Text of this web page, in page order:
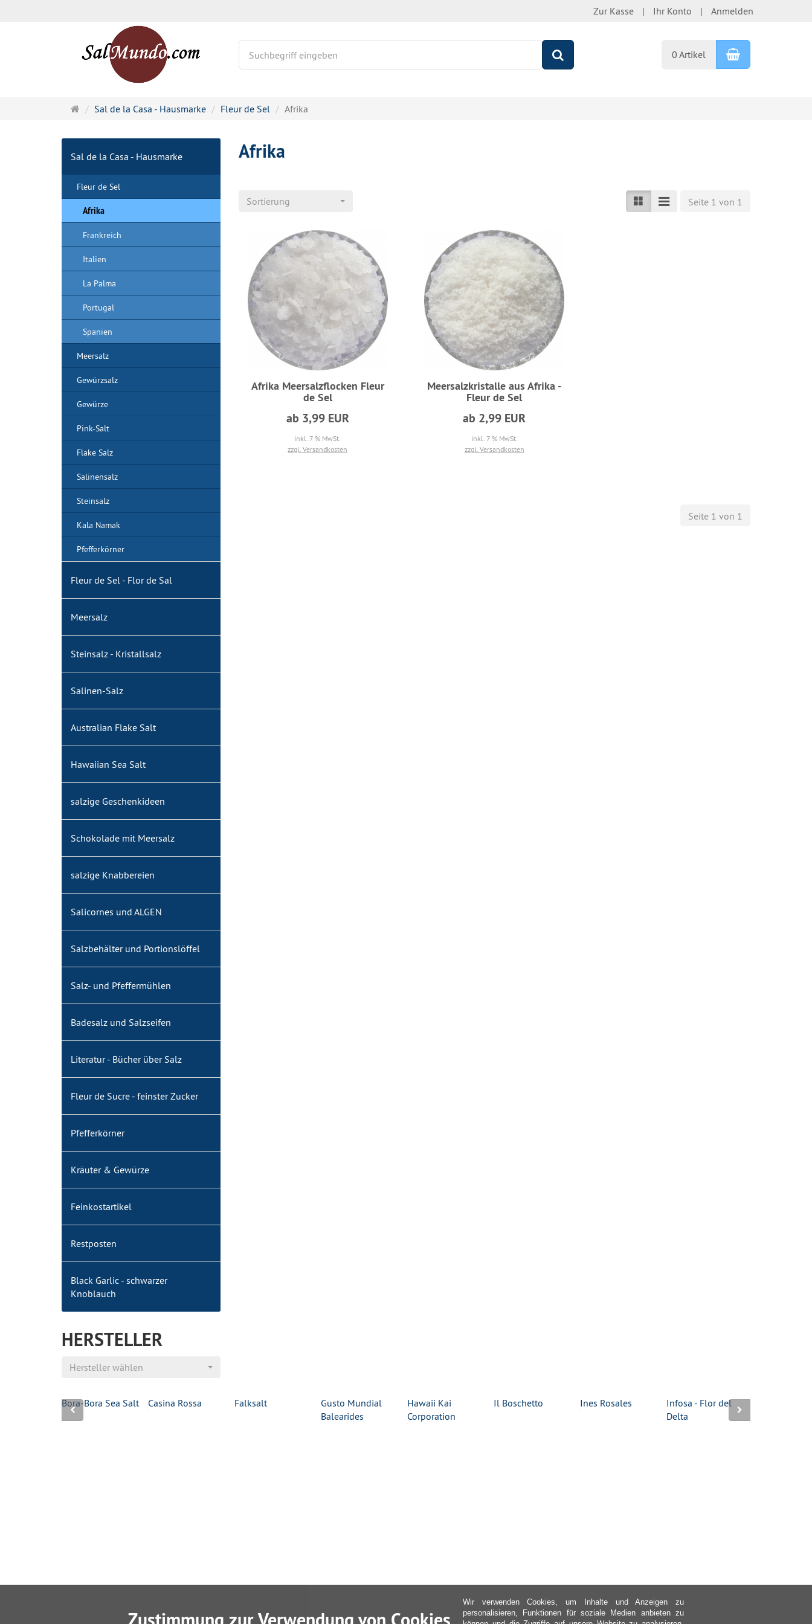
Zur Kasse Ihr Konto Anmelden
0 Artikel Warenkorb
Startseite
Sal de la Casa - Hausmarke Fleur de Sel Afrika
Afrika
Sortierung Seite 1 von 1
Afrika Meersalzflocken Fleur
de Sel
ab 3,99 EUR
inkl. 7 % MwSt.
zzgl. Versandkosten
Meersalzkristalle aus Afrika -
Fleur de Sel
ab 2,99 EUR
inkl. 7 % MwSt.
zzgl. Versandkosten
Seite 1 von 1
Sal de la Casa - Hausmarke
Fleur de Sel
Afrika
Frankreich
Italien
La Palma
Portugal
Spanien
Meersalz
Gewürzsalz
Gewürze
Pink-Salt
Flake Salz
Salinensalz
Steinsalz
Kala Namak
Pfefferkörner
Fleur de Sel - Flor de Sal
Meersalz
Steinsalz - Kristallsalz
Salinen-Salz
Australian Flake Salt
Hawaiian Sea Salt
salzige Geschenkideen
Schokolade mit Meersalz
salzige Knabbereien
Salicornes und ALGEN
Salzbehälter und Portionslöffel
Salz- und Pfeffermühlen
Badesalz und Salzseifen
Literatur - Bücher über Salz
Fleur de Sucre - feinster Zucker
Pfefferkörner
Kräuter & Gewürze
Feinkostartikel
Restposten
Black Garlic - schwarzer
Knoblauch
HERSTELLER
Hersteller wählen
Bora-Bora Sea Salt Casina Rossa Falksalt
Gusto Mundial
Balearides
Hawaii Kai
Corporation
Il Boschetto Ines Rosales
Infosa - Flor del
Delta
Wir verwenden Cookies, um Inhalte und Anzeigen zu
personalisieren, Funktionen für soziale Medien anbieten zu